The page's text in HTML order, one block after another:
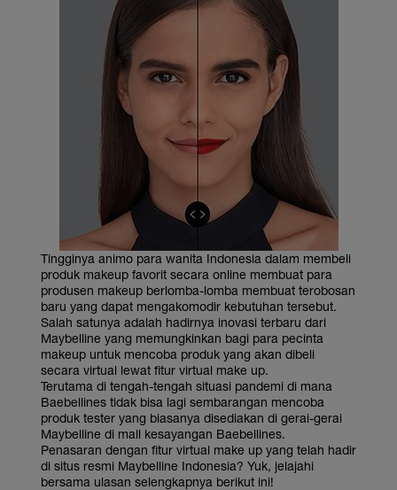
Tingginya animo para wanita Indonesia dalam membeli
produk makeup favorit secara online membuat para
produsen makeup berlomba-lomba membuat terobosan
baru yang dapat mengakomodir kebutuhan tersebut.
Salah satunya adalah hadirnya inovasi terbaru dari
Maybelline yang memungkinkan bagi para pecinta
makeup untuk mencoba produk yang akan dibeli
secara virtual lewat fitur virtual make up.
Terutama di tengah-tengah situasi pandemi di mana
Baebellines tidak bisa lagi sembarangan mencoba
produk tester yang biasanya disediakan di gerai-gerai
Maybelline di mall kesayangan Baebellines.
Penasaran dengan fitur virtual make up yang telah hadir
di situs resmi Maybelline Indonesia? Yuk, jelajahi
bersama ulasan selengkapnya berikut ini!